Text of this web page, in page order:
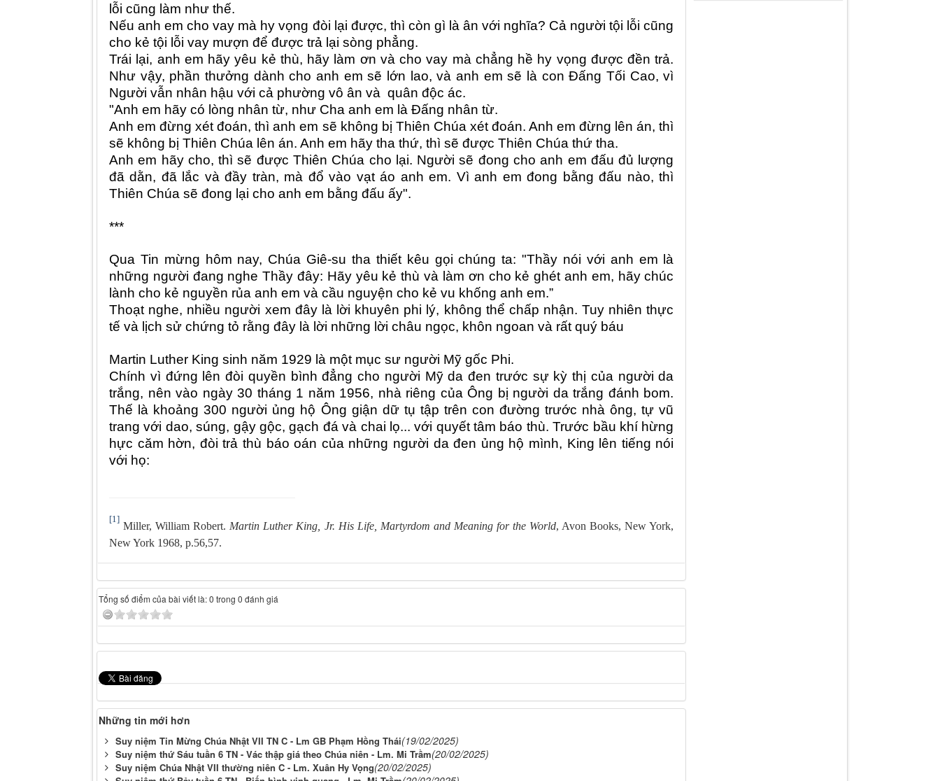
lỗi cũng làm như thế.
Nếu anh em cho vay mà hy vọng đòi lại được, thì còn gì là ân với nghĩa? Cả người tội lỗi cũng
cho kẻ tội lỗi vay mượn để được trả lại sòng phẳng.
Trái lại, anh em hãy yêu kẻ thù, hãy làm ơn và cho vay mà chẳng hề hy vọng được đền trả.
Như vậy, phần thưởng dành cho anh em sẽ lớn lao, và anh em sẽ là con Đấng Tối Cao, vì
Người vẫn nhân hậu với cả phường vô ân và quân độc ác.
"Anh em hãy có lòng nhân từ, như Cha anh em là Đấng nhân từ.
Anh em đừng xét đoán, thì anh em sẽ không bị Thiên Chúa xét đoán. Anh em đừng lên án, thì
sẽ không bị Thiên Chúa lên án. Anh em hãy tha thứ, thì sẽ được Thiên Chúa thứ tha.
Anh em hãy cho, thì sẽ được Thiên Chúa cho lại. Người sẽ đong cho anh em đấu đủ lượng
đã dằn, đã lắc và đầy tràn, mà đổ vào vạt áo anh em. Vì anh em đong bằng đấu nào, thì
Thiên Chúa sẽ đong lại cho anh em bằng đấu ấy".
***
Qua Tin mừng hôm nay, Chúa Giê-su tha thiết kêu gọi chúng ta:"Thầy nói với anh em là
những người đang nghe Thầy đây: Hãy yêu kẻ thù và làm ơn cho kẻ ghét anh em, hãy chúc
lành cho kẻ nguyền rủa anh em và cầu nguyện cho kẻ vu khống anh em.”
Thoạt nghe, nhiều người xem đây là lời khuyên phi lý, không thể chấp nhận. Tuy nhiên thực
tế và lịch sử chứng tỏ rằng đây là lời những lời châu ngọc, khôn ngoan và rất quý báu
Martin Luther King sinh năm 1929 là một mục sư người Mỹ gốc Phi.
Chính vì đứng lên đòi quyền bình đẳng cho người Mỹ da đen trước sự kỳ thị của người da
trắng, nên vào ngày 30 tháng 1 năm 1956, nhà riêng của Ông bị người da trắng đánh bom.
Thế là khoảng 300 người ủng hộ Ông giận dữ tụ tập trên con đường trước nhà ông, tự vũ
trang với dao, súng, gậy gộc, gạch đá và chai lọ... với quyết tâm báo thù. Trước bầu khí hừng
hực căm hờn, đòi trả thù báo oán của những người da đen ủng hộ mình, King lên tiếng nói
với họ:
[1]
Miller, William Robert. Martin Luther King, Jr. His Life, Martyrdom and Meaning for the World, Avon Books, New York,
New York 1968, p.56,57.
Tổng số điểm của bài viết là: 0 trong 0 đánh giá
Những tin mới hơn
Suy niệm Tin Mừng Chúa Nhật VII TN C - Lm GB Phạm Hồng Thái(19/02/2025)
Suy niệm thứ Sáu tuần 6 TN - Vác thập giá theo Chúa niên - Lm. Mi Trầm(20/02/2025)
Suy niệm Chúa Nhật VII thường niên C - Lm. Xuân Hy Vọng(20/02/2025)